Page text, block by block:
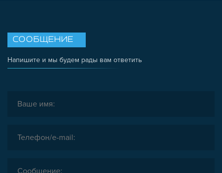
КОЛЁСА
МЕТРИЧЕСКИЙ КРЕПЕЖ
СООБЩЕНИЕ
Напишите и мы будем рады вам ответить